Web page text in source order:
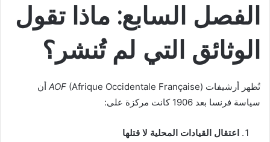
الفصل السابع: ماذا تقول
الوثائق التي لم تُنشر؟
تُظهر أرشيفات AOF (Afrique Occidentale Française) أن
سياسة فرنسا بعد 1906 كانت مركزة على:
اعتقال القيادات المحلية لا قتلها